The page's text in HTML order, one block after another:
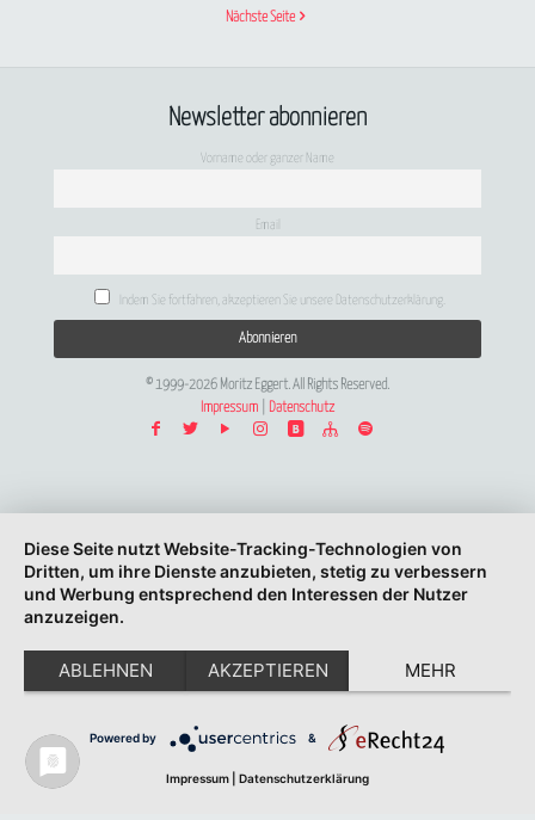
Nächste Seite
Newsletter abonnieren
Vorname oder ganzer Name
Email
Indem Sie fortfahren, akzeptieren Sie unsere Datenschutzerklärung.
© 1999-2026 Moritz Eggert. All Rights Reserved.
Impressum
Datenschutz
Diese Seite nutzt Website-Tracking-Technologien von
Dritten, um ihre Dienste anzubieten, stetig zu verbessern
und Werbung entsprechend den Interessen der Nutzer
anzuzeigen.
ABLEHNEN AKZEPTIEREN MEHR
Powered by &
Impressum Datenschutzerklärung